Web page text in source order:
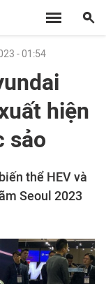
- 01:54
hiện
sảo
thể HEV và
Seoul 2023